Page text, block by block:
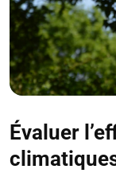
Évaluer